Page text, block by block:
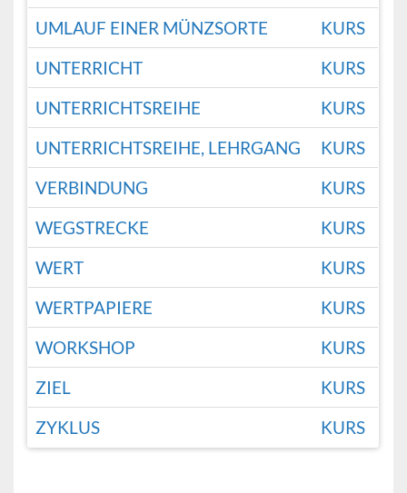
UMLAUF EINER MÜNZSORTE
KURS
UNTERRICHT
KURS
UNTERRICHTSREIHE
KURS
UNTERRICHTSREIHE, LEHRGANG
KURS
VERBINDUNG
KURS
WEGSTRECKE
KURS
WERT
KURS
WERTPAPIERE
KURS
WORKSHOP
KURS
ZIEL
KURS
ZYKLUS
KURS